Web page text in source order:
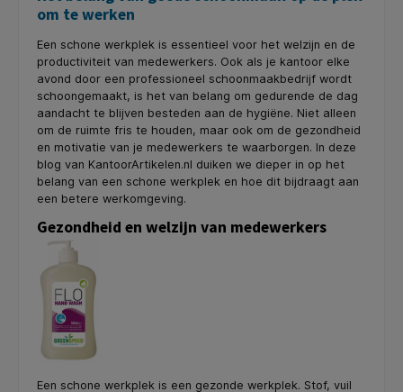
om te werken
Een schone werkplek is essentieel voor het welzijn en de
productiviteit van medewerkers. Ook als je kantoor elke
avond door een professioneel schoonmaakbedrijf wordt
schoongemaakt, is het van belang om gedurende de dag
aandacht te blijven besteden aan de hygiëne. Niet alleen
om de ruimte fris te houden, maar ook om de gezondheid
en motivatie van je medewerkers te waarborgen. In deze
blog van KantoorArtikelen.nl duiken we dieper in op het
belang van een schone werkplek en hoe dit bijdraagt aan
een betere werkomgeving.
Gezondheid en welzijn van medewerkers
Een schone werkplek is een gezonde werkplek. Stof, vuil